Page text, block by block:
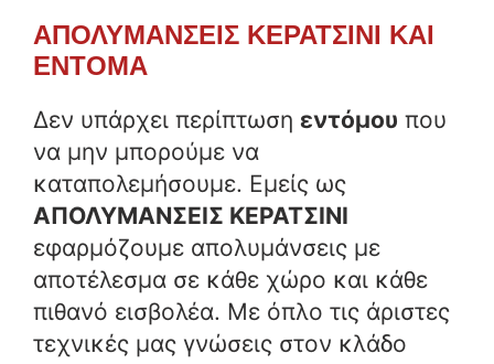
ΑΠΟΛΥΜΑΝΣΕΙΣ ΚΕΡΑΤΣΙΝΙ ΚΑΙ
ΕΝΤΟΜΑ
Δεν υπάρχει περίπτωση εντόμου που
να μην μπορούμε να
καταπολεμήσουμε. Εμείς ως
ΑΠΟΛΥΜΑΝΣΕΙΣ ΚΕΡΑΤΣΙΝΙ
εφαρμόζουμε απολυμάνσεις με
αποτέλεσμα σε κάθε χώρο και κάθε
πιθανό εισβολέα. Με όπλο τις άριστες
τεχνικές μας γνώσεις στον κλάδο